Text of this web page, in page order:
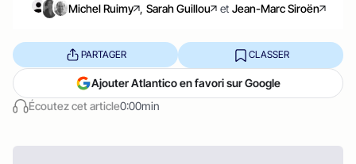
Michel Ruimy , Sarah Guillou et Jean-Marc Siroën
Écoutez cet article0:00min
PARTAGER CLASSER
Ajouter Atlantico en favori sur Google